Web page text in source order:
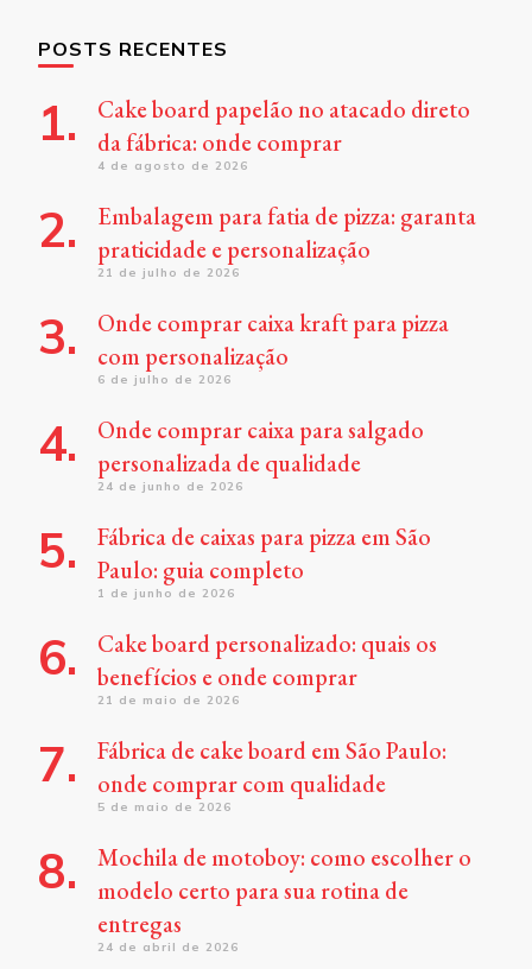
POSTS RECENTES
Cake board papelão no atacado direto
da fábrica: onde comprar
4 de agosto de 2026
Embalagem para fatia de pizza: garanta
praticidade e personalização
21 de julho de 2026
Onde comprar caixa kraft para pizza
com personalização
6 de julho de 2026
Onde comprar caixa para salgado
personalizada de qualidade
24 de junho de 2026
Fábrica de caixas para pizza em São
Paulo: guia completo
1 de junho de 2026
Cake board personalizado: quais os
benefícios e onde comprar
21 de maio de 2026
Fábrica de cake board em São Paulo:
onde comprar com qualidade
5 de maio de 2026
Mochila de motoboy: como escolher o
modelo certo para sua rotina de
entregas
24 de abril de 2026